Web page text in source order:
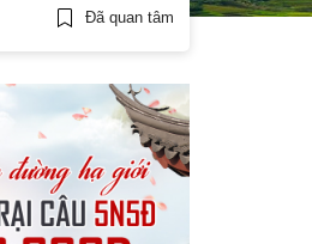
Đã quan tâm